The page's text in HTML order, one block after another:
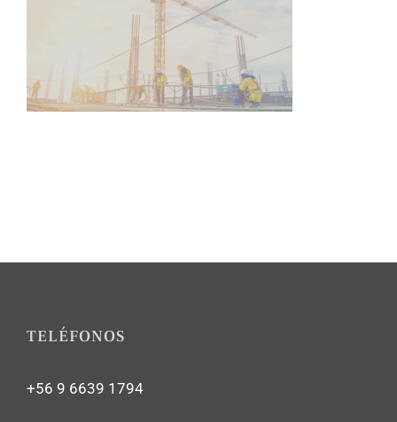
TELÉFONOS
+56 9 6639 1794